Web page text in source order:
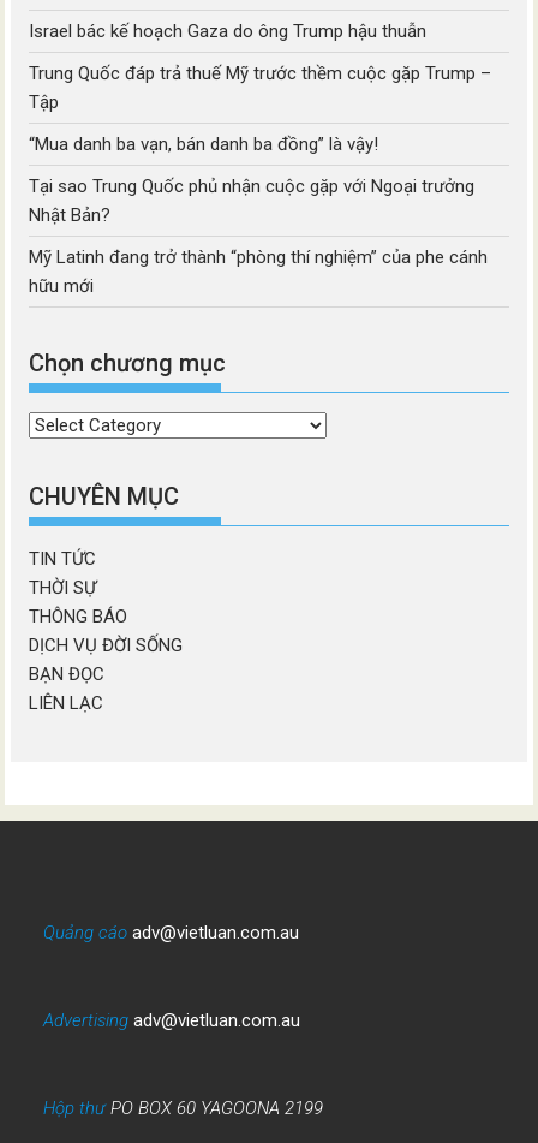
Israel bác kế hoạch Gaza do ông Trump hậu thuẫn
Trung Quốc đáp trả thuế Mỹ trước thềm cuộc gặp Trump –
Tập
“Mua danh ba vạn, bán danh ba đồng” là vậy!
Tại sao Trung Quốc phủ nhận cuộc gặp với Ngoại trưởng
Nhật Bản?
Mỹ Latinh đang trở thành “phòng thí nghiệm” của phe cánh
hữu mới
Chọn chương mục
Chọn
mục
CHUYÊN MỤC
TIN TỨC
THỜI SỰ
THÔNG BÁO
DỊCH VỤ ĐỜI SỐNG
BẠN ĐỌC
LIÊN LẠC
Quảng cáo adv@vietluan.com.au
Advertising adv@vietluan.com.au
Hộp thưPO BOX 60 YAGOONA 2199